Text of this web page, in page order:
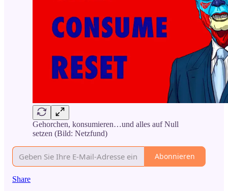
Gehorchen, konsumieren…und alles auf Null
setzen (Bild: Netzfund)
Abonnieren
Share